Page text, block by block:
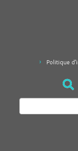
Politique
Rechercher :